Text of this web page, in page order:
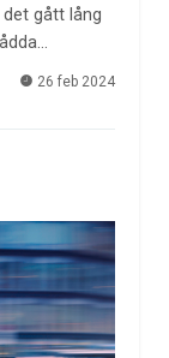
gått lång
26 feb 2024